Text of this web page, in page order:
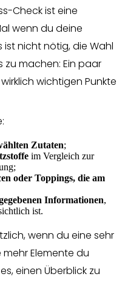
Check ist eine
wenn du deine
ist nicht nötig, die Wahl
zu machen: Ein paar
wichtigen Punkte
Zutaten;
im Vergleich zur
oder Toppings, die am
Informationen,
ist.
wenn du eine sehr
Elemente du
einen Überblick zu